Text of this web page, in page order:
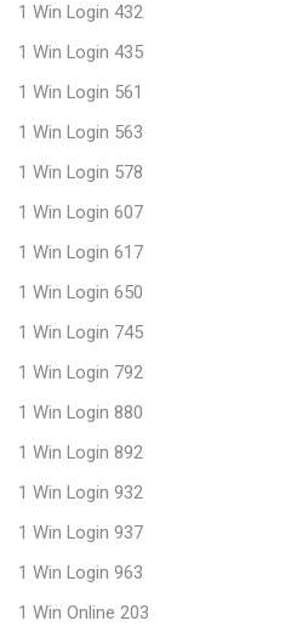
1 Win Login 432
1 Win Login 435
1 Win Login 561
1 Win Login 563
1 Win Login 578
1 Win Login 607
1 Win Login 617
1 Win Login 650
1 Win Login 745
1 Win Login 792
1 Win Login 880
1 Win Login 892
1 Win Login 932
1 Win Login 937
1 Win Login 963
1 Win Online 203